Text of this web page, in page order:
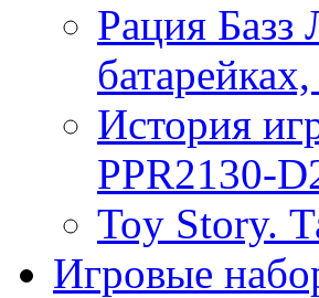
Рация Базз
История
PPR2130-
Toy Story.
Игровые